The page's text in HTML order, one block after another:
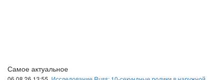
Самое актуальное